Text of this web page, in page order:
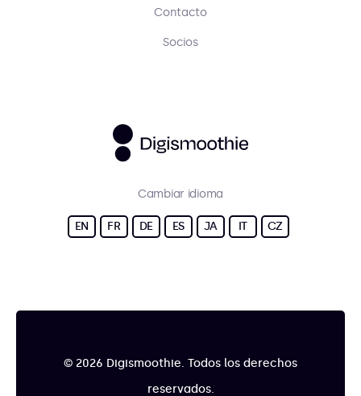
Contacto
Socios
Cambiar idioma
EN FR DE ES JA IT CZ
© 2026 Digismoothie. Todos los derechos
reservados.